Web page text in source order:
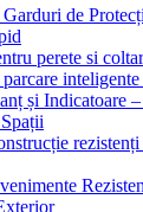
Garduri de
perete si
parcare
și Indicatoare